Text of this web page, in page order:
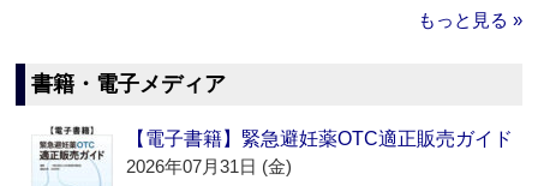
もっと見る »
書籍・電子メディア
【電子書籍】緊急避妊薬OTC適正販売ガイド
2026年07月31日 (金)